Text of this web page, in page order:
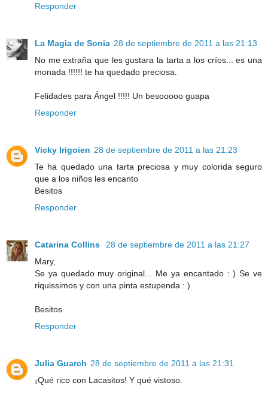
Responder
La Magia de Sonia 28 de septiembre de 2011 a las 21:13
No me extraña que les gustara la tarta a los críos... es una
monada !!!!!! te ha quedado preciosa.
Felidades para Ángel !!!!! Un besooooo guapa
Responder
Vicky Irigoien 28 de septiembre de 2011 a las 21:23
Te ha quedado una tarta preciosa y muy colorida seguro
que a los niños les encanto
Besitos
Responder
Catarina Collins
28 de septiembre de 2011 a las 21:27
Mary,
Se ya quedado muy original... Me ya encantado : ) Se ve
riquissimos y con una pinta estupenda : )
Besitos
Responder
Julia Guarch 28 de septiembre de 2011 a las 21:31
¡Qué rico con Lacasitos! Y qué vistoso.